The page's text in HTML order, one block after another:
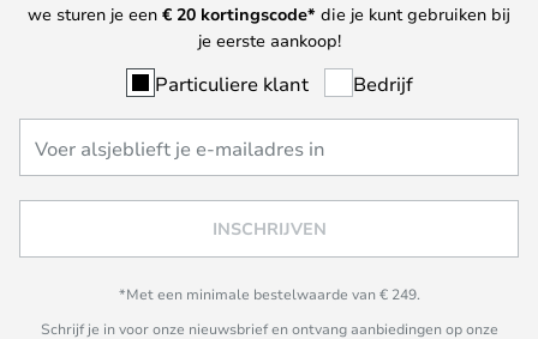
we sturen je een € 20 kortingscode* die je kunt gebruiken bij
je eerste aankoop!
Particuliere klant Bedrijf
INSCHRIJVEN
*Met een minimale bestelwaarde van € 249.
Schrijf je in voor onze nieuwsbrief en ontvang aanbiedingen op onze